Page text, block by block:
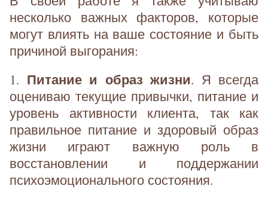
несколько важных факторов, которые
могут влиять на ваше состояние и быть
причиной выгорания:
1. Питание и образ жизни. Я всегда
оцениваю текущие привычки, питание и
уровень активности клиента, так как
правильное питание и здоровый образ
жизни играют важную роль в
восстановлении и поддержании
психоэмоционального состояния.